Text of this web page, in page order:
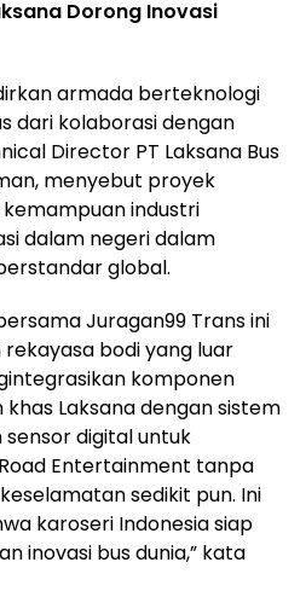
Dorong Inovasi
armada berteknologi
dari kolaborasi dengan
Director PT Laksana Bus
menyebut proyek
industri
dalam negeri dalam
global.
Juragan99 Trans ini
bodi yang luar
komponen
Laksana dengan sistem
digital untuk
Entertainment tanpa
sedikit pun. Ini
karoseri Indonesia siap
inovasi bus dunia,” kata